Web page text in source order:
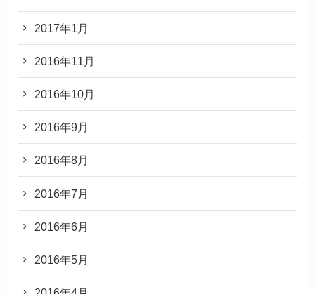
2017年1月
2016年11月
2016年10月
2016年9月
2016年8月
2016年7月
2016年6月
2016年5月